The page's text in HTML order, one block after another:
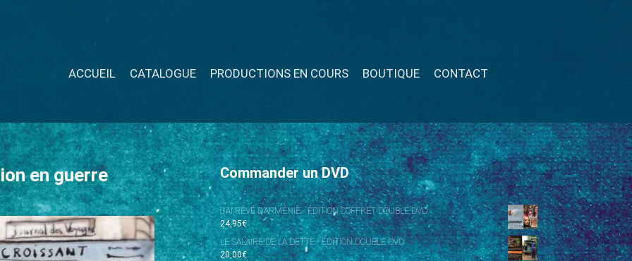
ACCUEIL CATALOGUE PRODUCTIONS EN COURS BOUTIQUE CONTACT
en guerre Commander un DVD
J’AI RÊVÉ D’ARMÉNIE - ÉDITION COFFRET DOUBLE DVD
24,95€
LE SALAIRE DE LA DETTE - ÉDITION DOUBLE DVD
20,00€